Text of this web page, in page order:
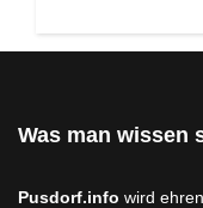
Was man wissen
Pusdorf.info wird